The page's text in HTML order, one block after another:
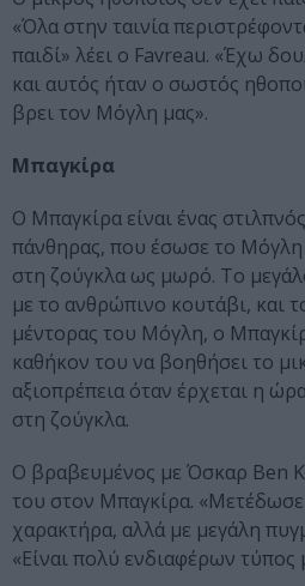
«Όλα στην ταινία
παιδί» λέει ο Favreau. «Έχω
και αυτός ήταν ο σωστός
βρει τον Μόγλη μας».
Μπαγκίρα
Ο Μπαγκίρα είναι ένας
πάνθηρας, που έσωσε το
στη ζούγκλα ως μωρό. Το
με το ανθρώπινο κουτάβι, και
μέντορας του Μόγλη, ο
καθήκον του να βοηθήσει το
αξιοπρέπεια όταν έρχεται η
στη ζούγκλα.
Ο βραβευμένος με Όσκαρ Ben
του στον Μπαγκίρα.
χαρακτήρα, αλλά με μεγάλη
«Είναι πολύ ενδιαφέρων τύπος